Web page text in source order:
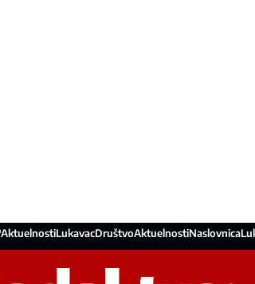
AktuelnostiLukavacDruštvoAktuelnostiNaslovnica